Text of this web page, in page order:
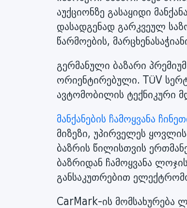
აუქციონზე გასაყიდი
დასადგენად გარკვეულ
წარმოების,
გერმანული ბაზარი
ორიენტირებული. TÜV
ავტომობილის ტექნიკური
მანქანების ჩამოყვანა
მიზეზი, უპირველეს
ბაზრის წილისთვის
ბაზრიდან ჩამოყვანა
განსაკუთრებით
CarMark-ის მომსახურება